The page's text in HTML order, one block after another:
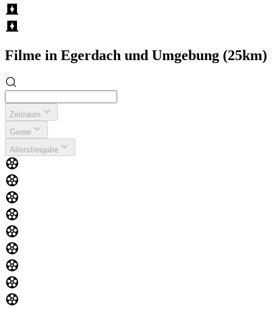
Filme in Egerdach und Umgebung (25km)
Zeitraum
Genre
Altersfreigabe